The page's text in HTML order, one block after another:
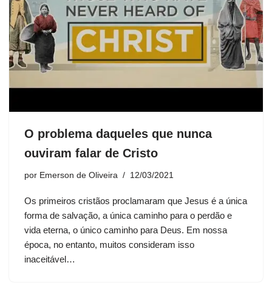
O problema daqueles que nunca
ouviram falar de Cristo
por Emerson de Oliveira 12/03/2021
Os primeiros cristãos proclamaram que Jesus é a única
forma de salvação, a única caminho para o perdão e
vida eterna, o único caminho para Deus. Em nossa
época, no entanto, muitos consideram isso
inaceitável…